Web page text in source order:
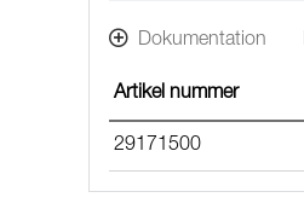
Dokumentation
Artikel nummer
29171500